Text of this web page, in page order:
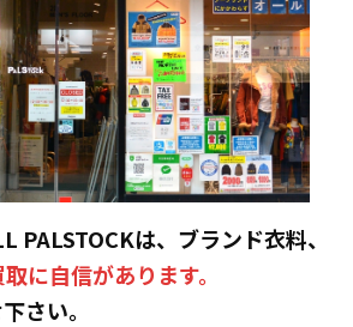
PALSTOCKは、ブランド衣料、
に自信があります。
さい。